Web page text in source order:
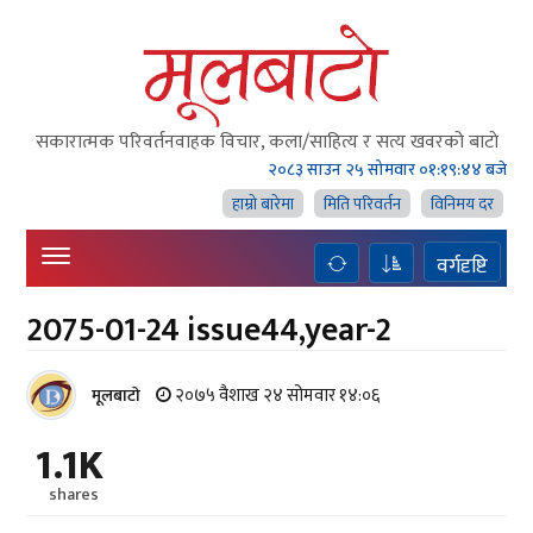
सकारात्मक परिवर्तनवाहक विचार, कला/साहित्य र सत्य खवरको बाटाे
२०८३ साउन २५ सोमवार०१:१९:४५ बजे
हाम्राे बारेमा
मिति परिवर्तन विनिमय दर
वर्गदृष्टि
2075-01-24 issue44,year-2
मूलबाटाे २०७५ वैशाख २४ सोमवार १४:०६
1.1K
shares